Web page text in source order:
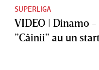
SUPERLIGA
VIDEO | Dinamo
”Câinii” au un